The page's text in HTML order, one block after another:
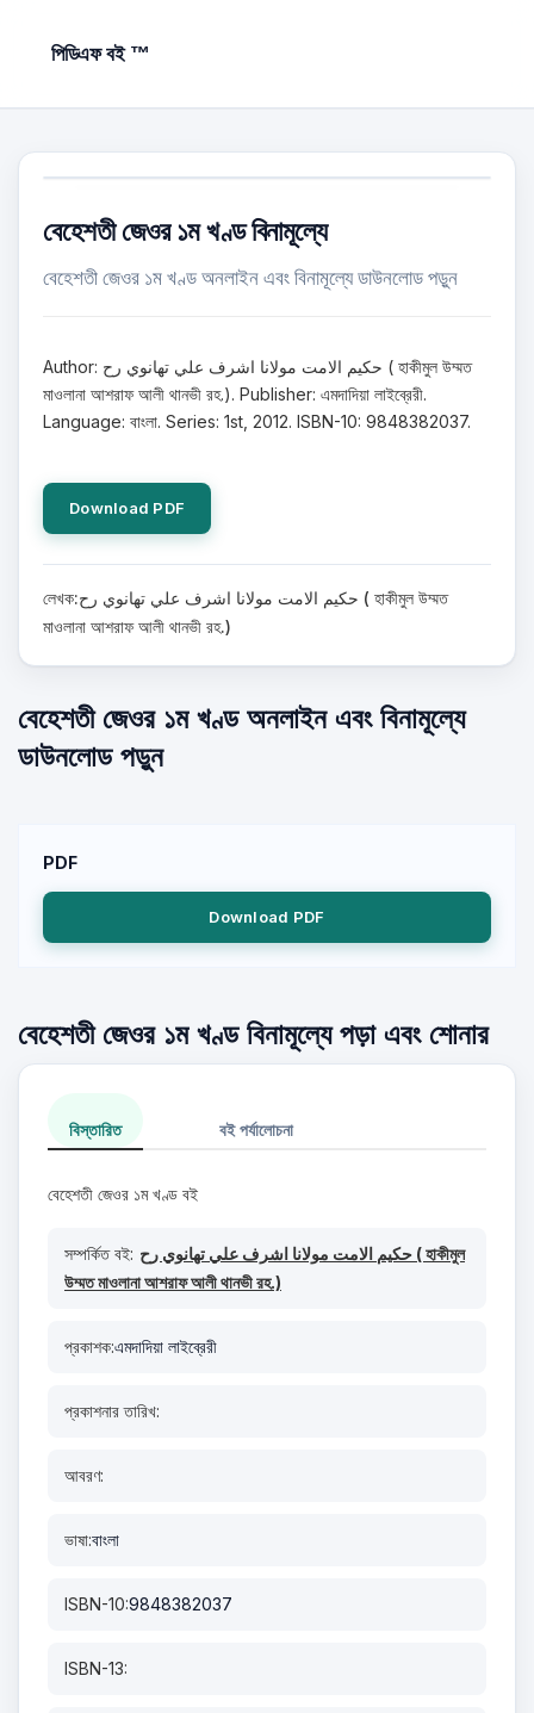
পিডিএফ বই ™
বেহেশতী জেওর ১ম খণ্ড বিনামূল্যে
বেহেশতী জেওর ১ম খণ্ড অনলাইন এবং বিনামূল্যে ডাউনলোড পড়ুন
Author: حكيم الامت مولانا اشرف علي تهانوي رح ( হাকীমুল উম্মত
মাওলানা আশরাফ আলী থানভী রহ.). Publisher: এমদাদিয়া লাইব্রেরী.
Language: বাংলা. Series: 1st, 2012. ISBN-10: 9848382037.
Download PDF
লেখক:حكيم الامت مولانا اشرف علي تهانوي رح ( হাকীমুল উম্মত
মাওলানা আশরাফ আলী থানভী রহ.)
বেহেশতী জেওর ১ম খণ্ড অনলাইন এবং বিনামূল্যে
ডাউনলোড পড়ুন
PDF
Download PDF
বেহেশতী জেওর ১ম খণ্ড বিনামূল্যে পড়া এবং শোনার
বিস্তারিত বই পর্যালোচনা
বেহেশতী জেওর ১ম খণ্ড বই
সম্পর্কিত বই: حكيم الامت مولانا اشرف علي تهانوي رح ( হাকীমুল
উম্মত মাওলানা আশরাফ আলী থানভী রহ.)
প্রকাশক:এমদাদিয়া লাইব্রেরী
প্রকাশনার তারিখ:
আবরণ:
ভাষা:বাংলা
ISBN-10:9848382037
ISBN-13: